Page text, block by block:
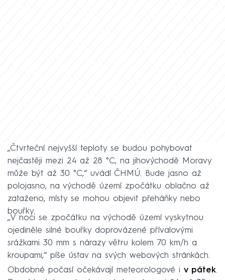
„Čtvrteční nejvyšší teploty se budou pohybovat
nejčastěji mezi 24 až 28 °C, na jihovýchodě Moravy
může být až 30 °C,“ uvádí ČHMÚ. Bude jasno až
polojasno, na východě území zpočátku oblačno až
zataženo, místy se mohou objevit přeháňky nebo
bouřky.
„V noci se zpočátku na východě území vyskytnou
ojediněle silné bouřky doprovázené přívalovými
srážkami 30 mm s nárazy větru kolem 70 km/h a
kroupami,“ píše ústav na svých webových stránkách.
Obdobné počasí očekávají meteorologové i v pátek.